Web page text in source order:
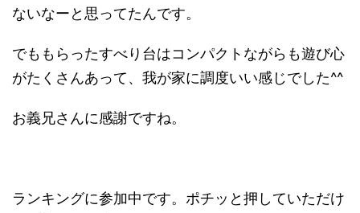
ないなーと思ってたんです。
でももらったすべり台はコンパクトながらも遊び心
がたくさんあって、我が家に調度いい感じでした^^
お義兄さんに感謝ですね。
ランキングに参加中です。ポチッと押していただけ